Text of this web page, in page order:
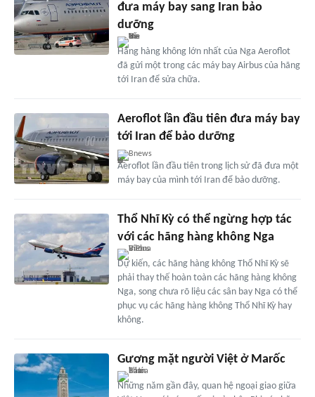
đưa máy bay sang Iran bảo
dưỡng
Hãng hàng không lớn nhất của Nga Aeroflot
đã gửi một trong các máy bay Airbus của hãng
tới Iran để sửa chữa.
Aeroflot lần đầu tiên đưa máy bay
tới Iran để bảo dưỡng
Bnews
Aeroflot lần đầu tiên trong lịch sử đã đưa một
máy bay của mình tới Iran để bảo dưỡng.
Thổ Nhĩ Kỳ có thể ngừng hợp tác
với các hãng hàng không Nga
Dự kiến, các hãng hàng không Thổ Nhĩ Kỳ sẽ
phải thay thế hoàn toàn các hãng hàng không
Nga, song chưa rõ liệu các sân bay Nga có thể
phục vụ các hãng hàng không Thổ Nhĩ Kỳ hay
không.
Gương mặt người Việt ở Marốc
Những năm gần đây, quan hệ ngoại giao giữa